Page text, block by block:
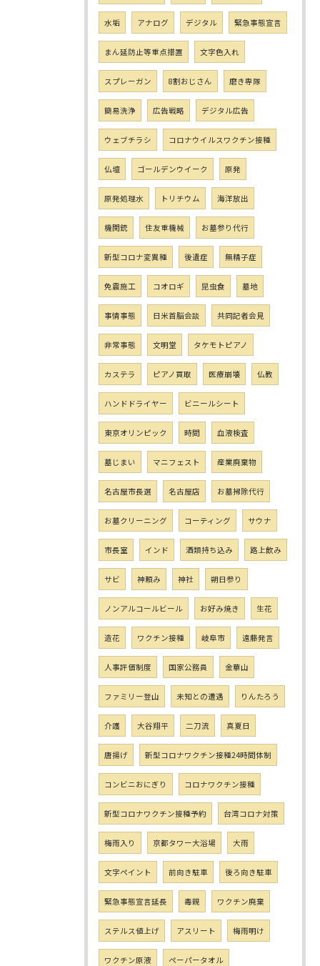
水垢 アナログ デジタル 緊急事態宣言
まん延防止等重点措置 文字色入れ
スプレーガン 8割おじさん 磨き専隊
簡易洗浄 広告戦略 デジタル広告
ウェブチラシ コロナウイルスワクチン接種
仏壇 ゴールデンウイーク 原発
原発処理水 トリチウム 海洋放出
機関銃 住友重機械 お墓参り代行
新型コロナ変異種 後遺症 無精子症
免震施工 コオロギ 昆虫食 墓地
事情事態 日米首脳会談 共同記者会見
非常事態 文明堂 タケモトピアノ
カステラ ピアノ買取 医療崩壊 仏教
ハンドドライヤー ビニールシート
東京オリンピック 時間 血液検査
墓じまい マニフェスト 産業廃棄物
名古屋市長選 名古屋店 お墓掃除代行
お墓クリーニング コーティング サウナ
市長室 インド 酒類持ち込み 路上飲み
サビ 神頼み 神社 朔日参り
ノンアルコールビール お好み焼き 生花
造花 ワクチン接種 岐阜市 遠藤発言
人事評価制度 国家公務員 金華山
ファミリー登山 未知との遭遇 りんたろう
介護 大谷翔平 二刀流 真夏日
唐揚げ 新型コロナワクチン接種24時間体制
コンビニおにぎり コロナワクチン接種
新型コロナワクチン接種予約 台湾コロナ対策
梅雨入り 京都タワー大浴場 大雨
文字ペイント 前向き駐車 後ろ向き駐車
緊急事態宣言延長 毒親 ワクチン廃棄
ステルス値上げ アスリート 梅雨明け
ワクチン原液 ペーパータオル